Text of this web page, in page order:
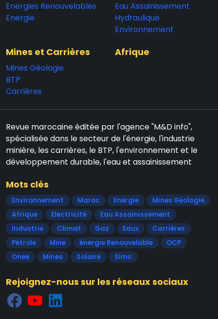
Energies Renouvelables
Energie
Eau Assainissement
Hydraulique
Environnement
Mines et Carrières
Mines Géologie
BTP
Carrières
Afrique
Revue marocaine éditée par l'agence "M&D info",
spécialisée dans le secteur de l'énergie, l'industrie
minière, les carrières, le BTP, l'environnement et le
développement durable, l'eau et assainissement
Mots clés
Environnement Maroc Energie
Mines Géologie
Afrique
Electricité
Eau Assainissement
Industrie
Climat Gaz Eaux
Carrières
Pétrole
Mine énergie Renouvelable
OCP
Onee
Mines Solaire Simc
Rejoignez-nous sur les réseaux sociaux